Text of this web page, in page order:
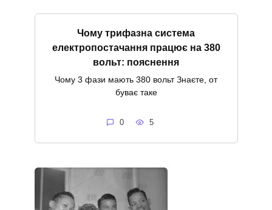
Чому трифазна система
електропостачання працює на 380
вольт: пояснення
Чому 3 фази мають 380 вольт Знаєте, от
буває таке
0 5